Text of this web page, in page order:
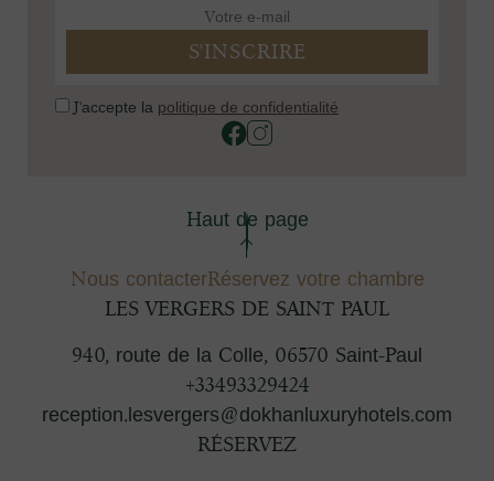
J'accepte la politique de confidentialité
LES VERGERS DE SAINT PAUL
940, route de la Colle, 06570 Saint-Paul
+33493329424
reception.lesvergers@dokhanluxuryhotels.com
RÉSERVEZ
Nous contacterRéservez votre chambre
Haut de page